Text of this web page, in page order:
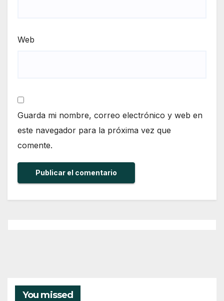
Web
Guarda mi nombre, correo electrónico y web en
este navegador para la próxima vez que
comente.
You missed